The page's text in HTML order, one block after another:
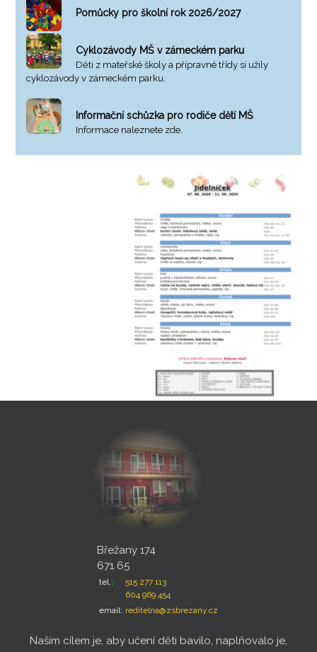
Pomůcky pro školní rok 2026/2027
Cyklozávody MŠ v zámeckém parku
Děti z mateřské školy a přípravné třídy si užily
cyklozávody v zámeckém parku.
Informační schůzka pro rodiče dětí MŠ
Informace naleznete zde.
Břežany 174
671 65
tel.:
515 277 113
604 969 454
email: reditelna@zsbrezany.cz
Naším cílem je, aby učení děti bavilo, naplňovalo je,